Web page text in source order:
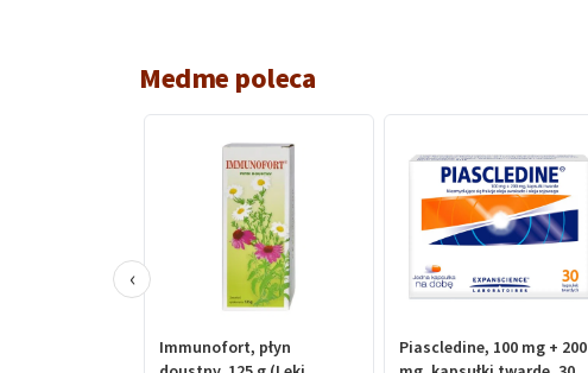
Medme poleca
Immunofort, płyn
Piascledine, 100 mg + 200
‹